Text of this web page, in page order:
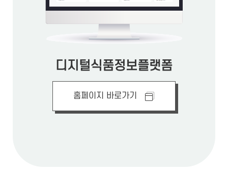
디지털식품정보플랫폼
홈페이지 바로가기